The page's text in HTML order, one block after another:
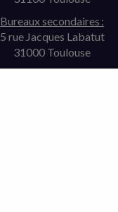
Bureaux secondaires :
5 rue Jacques Labatut
31000 Toulouse